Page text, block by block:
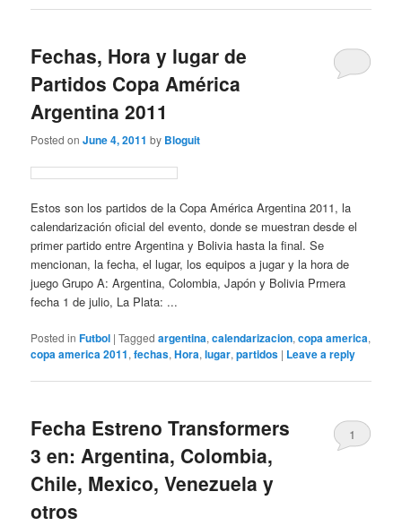
Fechas, Hora y lugar de
Partidos Copa América
Argentina 2011
Posted onJune 4, 2011 by Bloguit
Estos son los partidos de la Copa América Argentina 2011, la
calendarización oficial del evento, donde se muestran desde el
primer partido entre Argentina y Bolivia hasta la final. Se
mencionan, la fecha, el lugar, los equipos a jugar y la hora de
juego Grupo A: Argentina, Colombia, Japón y Bolivia Prmera
fecha 1 de julio, La Plata: ...
Posted in Futbol |Tagged argentina,calendarizacion,copa america,
copa america 2011,fechas,Hora,lugar,partidos | Leave a reply
Fecha Estreno Transformers
3 en: Argentina, Colombia,
Chile, Mexico, Venezuela y
otros
1